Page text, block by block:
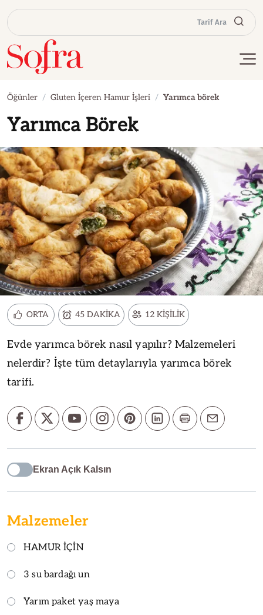
Tarif Ara
Öğünler Gluten İçeren Hamur İşleri Yarımca börek
Yarımca Börek
ORTA 45 DAKİKA 12 KİŞİLİK
Evde yarımca börek nasıl yapılır? Malzemeleri
nelerdir? İşte tüm detaylarıyla yarımca börek
tarifi.
Ekran Açık Kalsın
Malzemeler
HAMUR İÇİN
3 su bardağı un
Yarım paket yaş maya